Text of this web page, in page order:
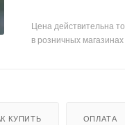
Цена действительна
в розничных магазинах
КУПИТЬ ОПЛАТА